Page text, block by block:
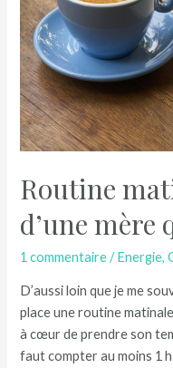
Routine
d’une mère
1 commentaire /Energie,
D’aussi loin que je me
place une routine
à cœur de prendre son
faut compter au moins 1